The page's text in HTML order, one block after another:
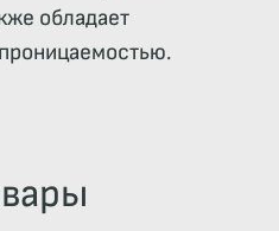
обладает